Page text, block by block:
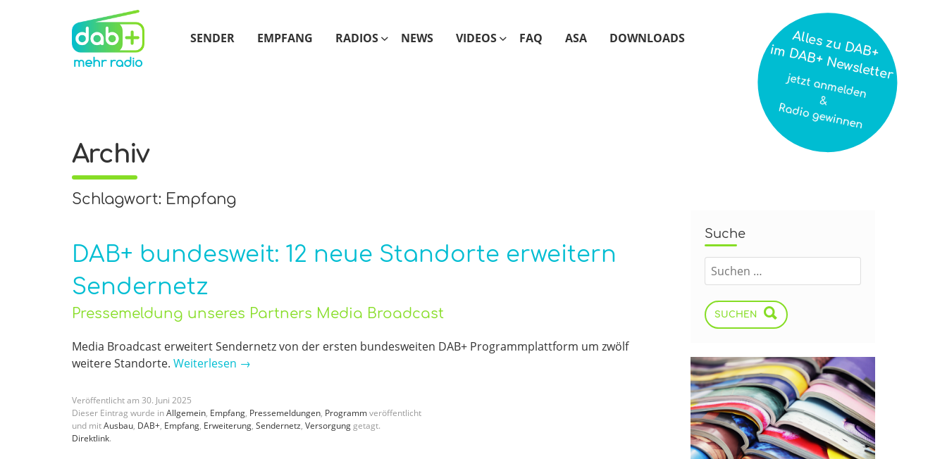
SENDER EMPFANG RADIOS NEWS VIDEOS FAQ ASA DOWNLOADS
Archiv
Schlagwort: Empfang
DAB+ bundesweit: 12 neue Standorte erweitern
Sendernetz
Pressemeldung unseres Partners Media Broadcast
Media Broadcast erweitert Sendernetz von der ersten bundesweiten DAB+ Programmplattform um zwölf
weitere Standorte. Weiterlesen →
Veröffentlicht am 30. Juni 2025
Dieser Eintrag wurde inAllgemein, Empfang, Pressemeldungen, Programmveröffentlicht
und mitAusbau, DAB+, Empfang, Erweiterung, Sendernetz, Versorgung getagt.
Direktlink.
Suche
SUCHEN
Alles zu DAB+
im DAB+ Newsletter
jetzt anmelden
&
Radio gewinnen